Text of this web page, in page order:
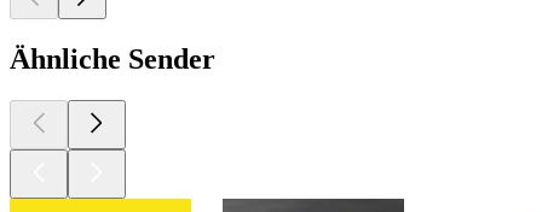
Ähnliche Sender